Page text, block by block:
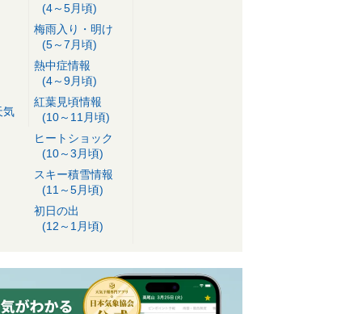
気
(4～5月頃)
梅雨入り・明け
(5～7月頃)
熱中症情報
(4～9月頃)
紅葉見頃情報
(10～11月頃)
ヒートショック
(10～3月頃)
スキー積雪情報
(11～5月頃)
初日の出
(12～1月頃)